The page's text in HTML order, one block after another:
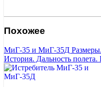
Похожее
МиГ-35 и МиГ-35Д Размеры.
История. Дальность